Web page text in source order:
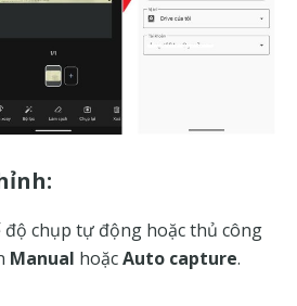
độ chụp tự động hoặc thủ công
Manual hoặcAuto capture.